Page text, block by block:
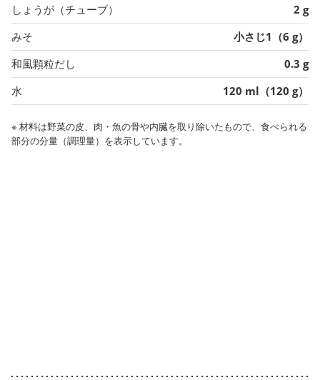
しょうが（チューブ）
2 g
みそ
小さじ1（6 g）
和風顆粒だし
0.3 g
水
120 ml（120 g）
※ 材料は野菜の皮、肉・魚の骨や内臓を取り除いたもので、食べられる
部分の分量（調理量）を表示しています。